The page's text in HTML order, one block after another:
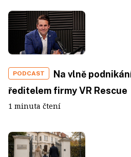
PODCAST
Na vlně
ředitelem firmy VR Rescue
1 minuta čtení